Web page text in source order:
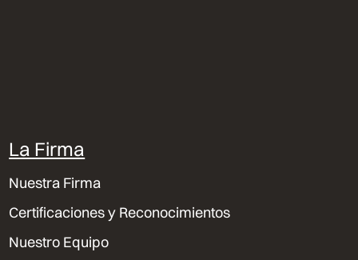
La Firma
Nuestra Firma
Certificaciones y Reconocimientos
Nuestro Equipo